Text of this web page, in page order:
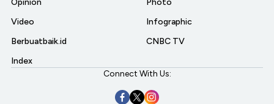
Opinion
Video
Berbuatbaik.id
Index
Photo
Infographic
CNBC TV
Connect With Us: